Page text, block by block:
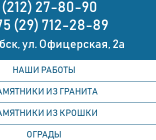
(212) 27-80-90
(29) 712-28-89
ул. Офицерская, 2а
НАШИ РАБОТЫ
ИЗ ГРАНИТА
ИЗ КРОШКИ
ОГРАДЫ